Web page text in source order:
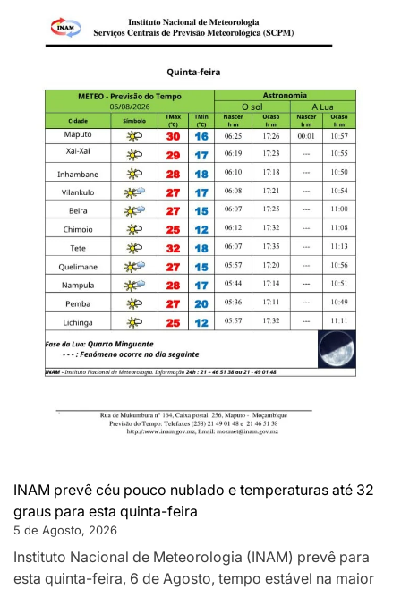
INAM prevê céu pouco nublado e temperaturas até 32
graus para esta quinta-feira
5 de Agosto, 2026
Instituto Nacional de Meteorologia (INAM) prevê para
esta quinta-feira, 6 de Agosto, tempo estável na maior